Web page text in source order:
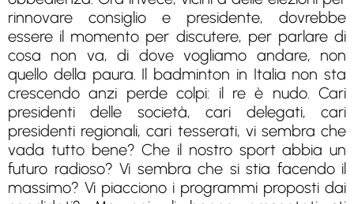
rinnovare consiglio e presidente, dovrebbe
essere il momento per discutere, per parlare di
cosa non va, di dove vogliamo andare, non
quello della paura. Il badminton in Italia non sta
crescendo anzi perde colpi: il re è nudo. Cari
presidenti delle società, cari delegati, cari
presidenti regionali, cari tesserati, vi sembra che
vada tutto bene? Che il nostro sport abbia un
futuro radioso? Vi sembra che si stia facendo il
massimo? Vi piacciono i programmi proposti dai